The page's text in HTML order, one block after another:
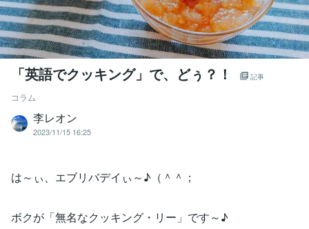
「英語でクッキング」で、どぅ？！ 記事
コラム
李レオン
2023/11/15 16:25
は～ぃ、エブリバデイぃ～♪（＾＾；
ボクが「無名なクッキング・リー」です～♪